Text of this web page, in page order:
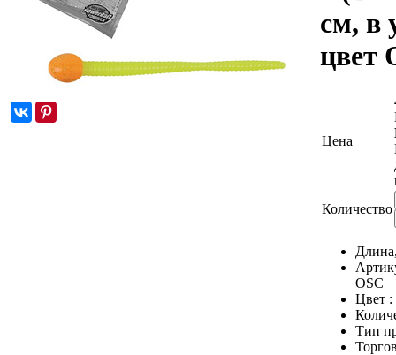
см, в
цвет
Цена
Количество
OSC
Цвет :
Тип